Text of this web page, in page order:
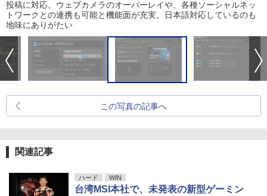
投稿に対応。ウェブカメラのオーバーレイや、各種ソーシャルネッ
トワークとの連携も可能と機能面が充実。日本語対応しているのも
地味にありがたい
この写真の記事へ
関連記事
ハード WIN
台湾MSI本社で、未発表の新型ゲーミン